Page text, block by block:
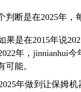
判断是在2025年，
果是在2015年说
年，jinnianhui
可能。
年做到让保姆